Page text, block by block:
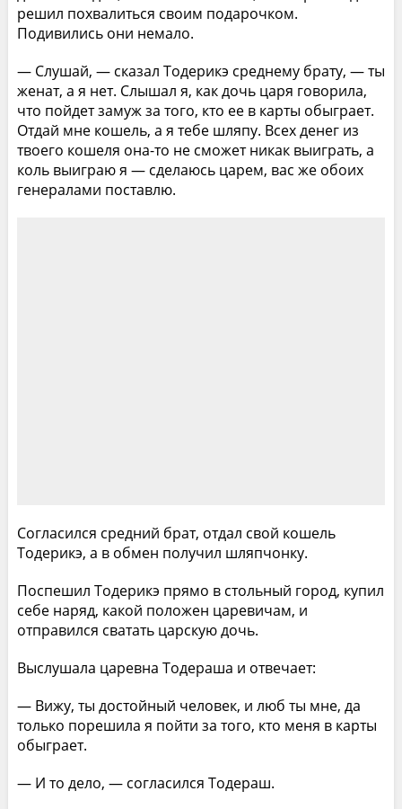
решил похвалиться своим подарочком.
Подивились они немало.
— Слушай, — сказал Тодерикэ среднему брату, — ты
женат, а я нет. Слышал я, как дочь царя говорила,
что пойдет замуж за того, кто ее в карты обыграет.
Отдай мне кошель, а я тебе шляпу. Всех денег из
твоего кошеля она-то не сможет никак выиграть, а
коль выиграю я — сделаюсь царем, вас же обоих
генералами поставлю.
Согласился средний брат, отдал свой кошель
Тодерикэ, а в обмен получил шляпчонку.
Поспешил Тодерикэ прямо в стольный город, купил
себе наряд, какой положен царевичам, и
отправился сватать царскую дочь.
Выслушала царевна Тодераша и отвечает:
— Вижу, ты достойный человек, и люб ты мне, да
только порешила я пойти за того, кто меня в карты
обыграет.
— И то дело, — согласился Тодераш.